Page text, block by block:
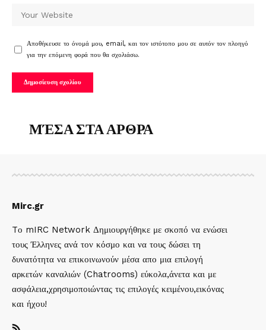
Αποθήκευσε το όνομά μου, email, και τον ιστότοπο μου σε αυτόν τον πλοηγό
για την επόμενη φορά που θα σχολιάσω.
ΜΈΣΑ ΣΤΑ ΑΡΘΡΑ
Mirc.gr
Tο mIRC Network Δημιουργήθηκε με σκοπό να ενώσει
τους Έλληνες ανά τον κόσμο και να τους δώσει τη
δυνατότητα να επικοινωνούν μέσα απο μια επιλογή
αρκετών καναλιών (Chatrooms) εύκολα,άνετα και με
ασφάλεια,χρησιμοποιώντας τις επιλογές κειμένου,εικόνας
και ήχου!